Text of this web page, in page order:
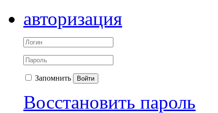
авторизация
Запомнить Войти
Восстановить пароль